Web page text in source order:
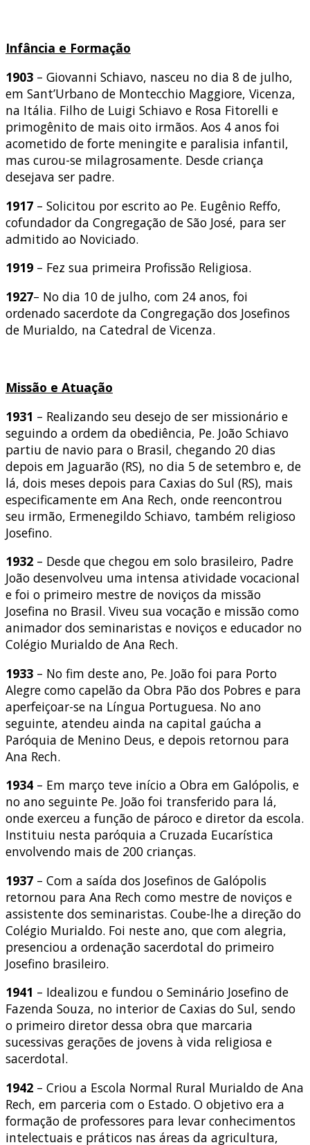
Infância e Formação
1903 – Giovanni Schiavo, nasceu no dia 8 de julho,
em Sant’Urbano de Montecchio Maggiore, Vicenza,
na Itália. Filho de Luigi Schiavo e Rosa Fitorelli e
primogênito de mais oito irmãos. Aos 4 anos foi
acometido de forte meningite e paralisia infantil,
mas curou-se milagrosamente. Desde criança
desejava ser padre.
1917 – Solicitou por escrito ao Pe. Eugênio Reffo,
cofundador da Congregação de São José, para ser
admitido ao Noviciado.
1919 – Fez sua primeira Profissão Religiosa.
1927– No dia 10 de julho, com 24 anos, foi
ordenado sacerdote da Congregação dos Josefinos
de Murialdo, na Catedral de Vicenza.
Missão e Atuação
1931 – Realizando seu desejo de ser missionário e
seguindo a ordem da obediência, Pe. João Schiavo
partiu de navio para o Brasil, chegando 20 dias
depois em Jaguarão (RS), no dia 5 de setembro e, de
lá, dois meses depois para Caxias do Sul (RS), mais
especificamente em Ana Rech, onde reencontrou
seu irmão, Ermenegildo Schiavo, também religioso
Josefino.
1932 – Desde que chegou em solo brasileiro, Padre
João desenvolveu uma intensa atividade vocacional
e foi o primeiro mestre de noviços da missão
Josefina no Brasil. Viveu sua vocação e missão como
animador dos seminaristas e noviços e educador no
Colégio Murialdo de Ana Rech.
1933 – No fim deste ano, Pe. João foi para Porto
Alegre como capelão da Obra Pão dos Pobres e para
aperfeiçoar-se na Língua Portuguesa. No ano
seguinte, atendeu ainda na capital gaúcha a
Paróquia de Menino Deus, e depois retornou para
Ana Rech.
1934 – Em março teve início a Obra em Galópolis, e
no ano seguinte Pe. João foi transferido para lá,
onde exerceu a função de pároco e diretor da escola.
Instituiu nesta paróquia a Cruzada Eucarística
envolvendo mais de 200 crianças.
1937 – Com a saída dos Josefinos de Galópolis
retornou para Ana Rech como mestre de noviços e
assistente dos seminaristas. Coube-lhe a direção do
Colégio Murialdo. Foi neste ano, que com alegria,
presenciou a ordenação sacerdotal do primeiro
Josefino brasileiro.
1941 – Idealizou e fundou o Seminário Josefino de
Fazenda Souza, no interior de Caxias do Sul, sendo
o primeiro diretor dessa obra que marcaria
sucessivas gerações de jovens à vida religiosa e
sacerdotal.
1942 – Criou a Escola Normal Rural Murialdo de Ana
Rech, em parceria com o Estado. O objetivo era a
formação de professores para levar conhecimentos
intelectuais e práticos nas áreas da agricultura,